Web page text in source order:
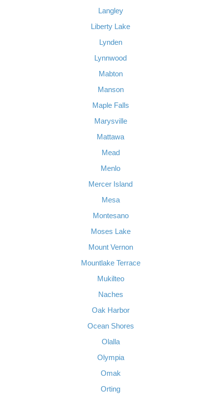
Langley
Liberty Lake
Lynden
Lynnwood
Mabton
Manson
Maple Falls
Marysville
Mattawa
Mead
Menlo
Mercer Island
Mesa
Montesano
Moses Lake
Mount Vernon
Mountlake Terrace
Mukilteo
Naches
Oak Harbor
Ocean Shores
Olalla
Olympia
Omak
Orting